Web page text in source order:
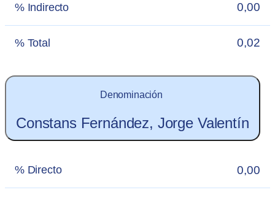
% Indirecto 0,00
% Total 0,02
Denominación
Constans Fernández, Jorge Valentín
% Directo 0,00